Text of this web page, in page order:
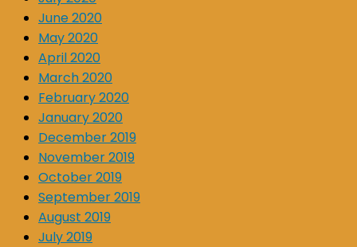
June 2020
May 2020
April 2020
March 2020
February 2020
January 2020
December 2019
November 2019
October 2019
September 2019
August 2019
July 2019